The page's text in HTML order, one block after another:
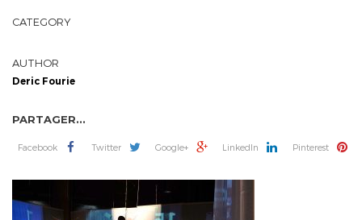
CATEGORY
AUTHOR
Deric Fourie
PARTAGER...
Facebook Twitter Google+ LinkedIn Pinterest